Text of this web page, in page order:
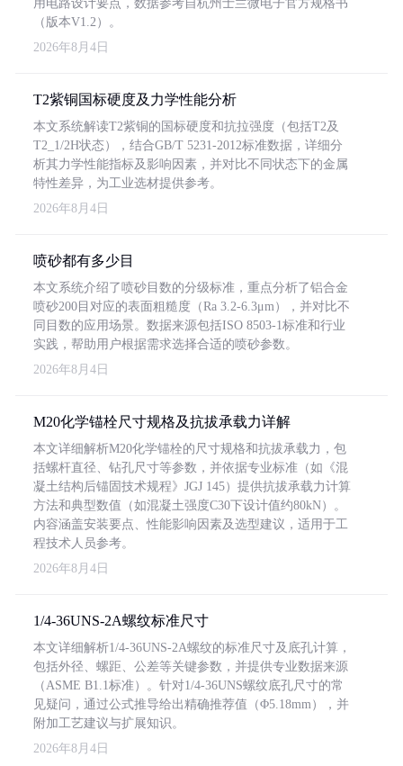
用电路设计要点，数据参考自杭州士兰微电子官方规格书
（版本V1.2）。
2026年8月4日
T2紫铜国标硬度及力学性能分析
本文系统解读T2紫铜的国标硬度和抗拉强度（包括T2及
T2_1/2H状态），结合GB/T 5231-2012标准数据，详细分
析其力学性能指标及影响因素，并对比不同状态下的金属
特性差异，为工业选材提供参考。
2026年8月4日
喷砂都有多少目
本文系统介绍了喷砂目数的分级标准，重点分析了铝合金
喷砂200目对应的表面粗糙度（Ra 3.2-6.3μm），并对比不
同目数的应用场景。数据来源包括ISO 8503-1标准和行业
实践，帮助用户根据需求选择合适的喷砂参数。
2026年8月4日
M20化学锚栓尺寸规格及抗拔承载力详解
本文详细解析M20化学锚栓的尺寸规格和抗拔承载力，包
括螺杆直径、钻孔尺寸等参数，并依据专业标准（如《混
凝土结构后锚固技术规程》JGJ 145）提供抗拔承载力计算
方法和典型数值（如混凝土强度C30下设计值约80kN）。
内容涵盖安装要点、性能影响因素及选型建议，适用于工
程技术人员参考。
2026年8月4日
1/4-36UNS-2A螺纹标准尺寸
本文详细解析1/4-36UNS-2A螺纹的标准尺寸及底孔计算，
包括外径、螺距、公差等关键参数，并提供专业数据来源
（ASME B1.1标准）。针对1/4-36UNS螺纹底孔尺寸的常
见疑问，通过公式推导给出精确推荐值（Φ5.18mm），并
附加工艺建议与扩展知识。
2026年8月4日